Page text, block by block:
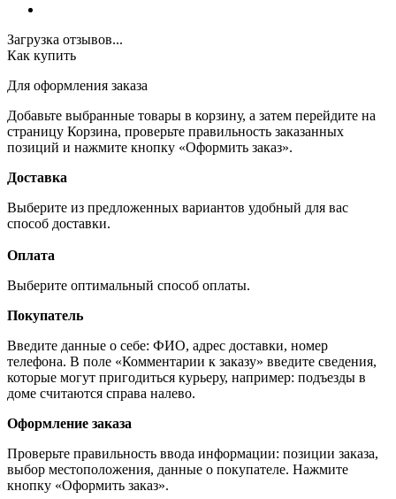
Загрузка отзывов...
Как купить
Для оформления заказа
Добавьте выбранные товары в корзину, а затем перейдите на
страницу Корзина, проверьте правильность заказанных
позиций и нажмите кнопку «Оформить заказ».
Доставка
Выберите из предложенных вариантов удобный для вас
способ доставки.
Оплата
Выберите оптимальный способ оплаты.
Покупатель
Введите данные о себе: ФИО, адрес доставки, номер
телефона. В поле «Комментарии к заказу» введите сведения,
которые могут пригодиться курьеру, например: подъезды в
доме считаются справа налево.
Оформление заказа
Проверьте правильность ввода информации: позиции заказа,
выбор местоположения, данные о покупателе. Нажмите
кнопку «Оформить заказ».